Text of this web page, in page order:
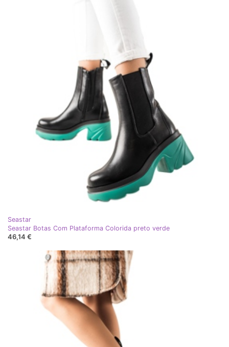
Seastar
Seastar Botas Com Plataforma Colorida preto verde
46,14 €